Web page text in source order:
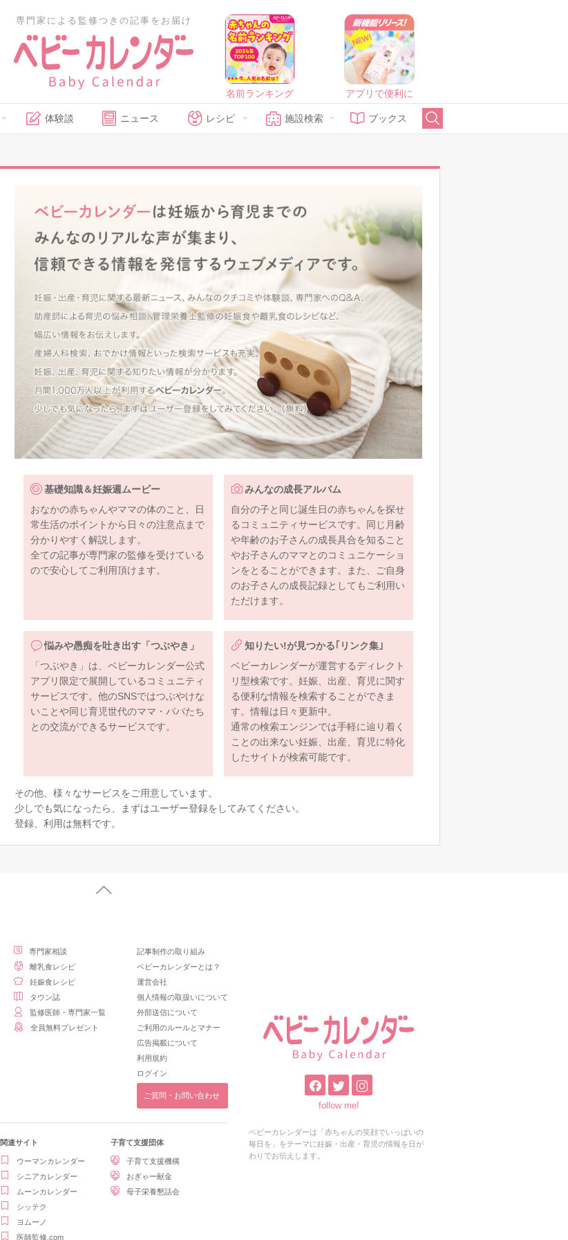
専門家による監修つきの記事をお届け
名前ランキング アプリで便利に
体験談 ニュース レシピ 施設検索 ブックス
基礎知識＆妊娠週ムービー
おなかの赤ちゃんやママの体のこと、日
常生活のポイントから日々の注意点まで
分かりやすく解説します。
全ての記事が専門家の監修を受けている
ので安心してご利用頂けます。
みんなの成長アルバム
自分の子と同じ誕生日の赤ちゃんを探せ
るコミュニティサービスです。同じ月齢
や年齢のお子さんの成長具合を知ること
やお子さんのママとのコミュニケーショ
ンをとることができます。また、ご自身
のお子さんの成長記録としてもご利用い
ただけます。
悩みや愚痴を吐き出す「つぶやき」
「つぶやき」は、ベビーカレンダー公式
アプリ限定で展開しているコミュニティ
サービスです。他のSNSではつぶやけな
いことや同じ育児世代のママ・パパたち
との交流ができるサービスです。
知りたい!が見つかる｢リンク集｣
ベビーカレンダーが運営するディレクト
リ型検索です。妊娠、出産、育児に関す
る便利な情報を検索することができま
す。情報は日々更新中。
通常の検索エンジンでは手軽に辿り着く
ことの出来ない妊娠、出産、育児に特化
したサイトが検索可能です。
その他、様々なサービスをご用意しています。
少しでも気になったら、まずはユーザー登録をしてみてください。
登録、利用は無料です。
専門家相談
離乳食レシピ
妊娠食レシピ
タウン誌
監修医師・専門家一覧
全員無料プレゼント
記事制作の取り組み
ベビーカレンダーとは？
運営会社
個人情報の取扱いについて
外部送信について
ご利用のルールとマナー
広告掲載について
利用規約
ログイン
ご質問・お問い合わせ
関連サイト
ウーマンカレンダー
シニアカレンダー
ムーンカレンダー
シッテク
ヨムーノ
医師監修.com
子育て支援団体
子育て支援機構
おぎゃー献金
母子栄養懇話会
follow me!
ベビーカレンダーは「赤ちゃんの笑顔でいっぱいの
毎日を」をテーマに妊娠・出産・育児の情報を日が
わりでお伝えします。